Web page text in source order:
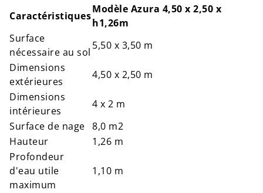
Caractéristiques
Modèle Azura 4,50 x 2,50 x
h1,26m
Surface
nécessaire au sol
5,50 x 3,50 m
Dimensions
extérieures
4,50 x 2,50 m
Dimensions
intérieures
4 x 2 m
Surface de nage 8,0 m2
Hauteur
1,26 m
Profondeur
d'eau utile
maximum
1,10 m